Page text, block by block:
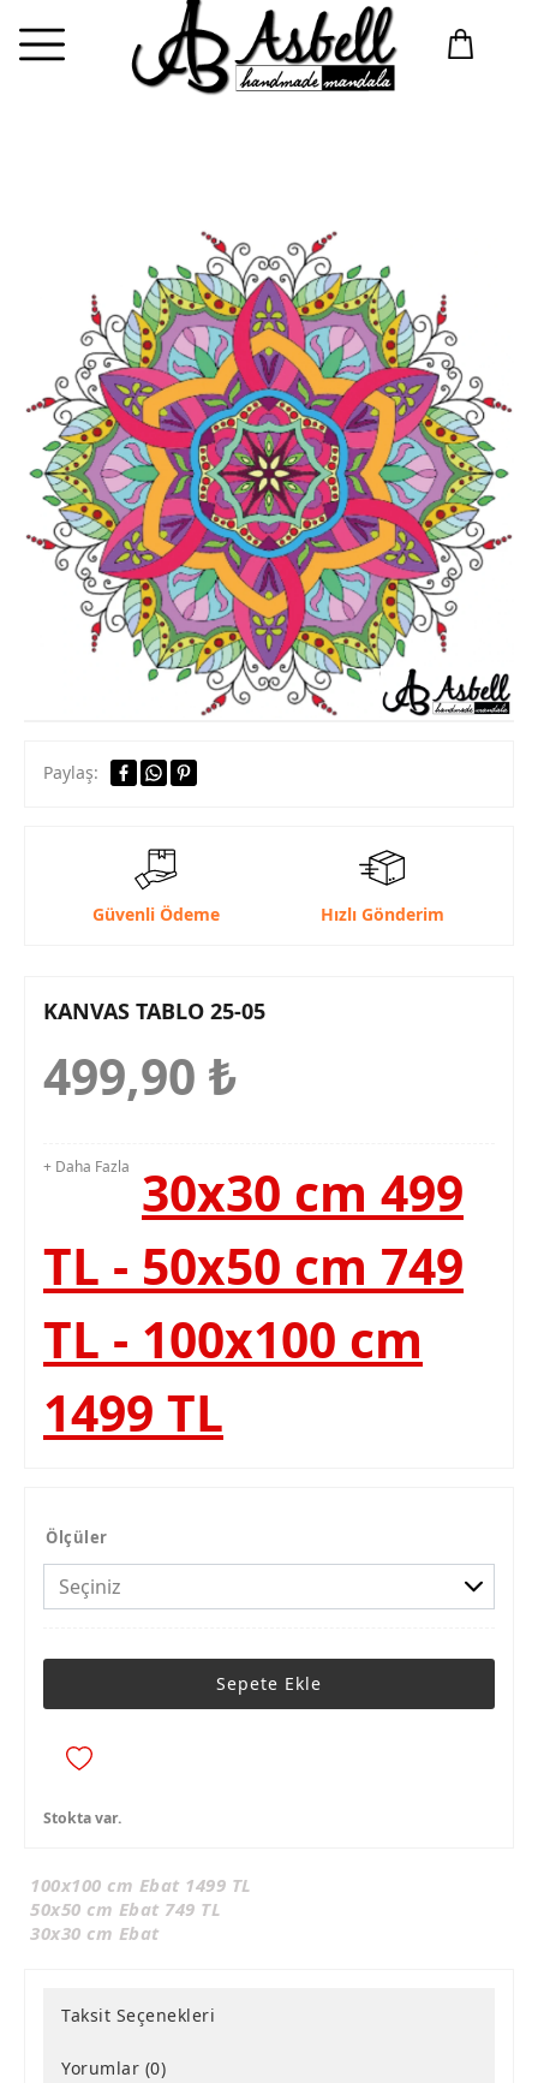
Paylaş:
Güvenli Ödeme Hızlı Gönderim
KANVAS TABLO 25-05
499,90 ₺
+ Daha Fazla
30x30 cm 499
TL - 50x50 cm 749
TL - 100x100 cm
1499 TL
Ölçüler
Sepete Ekle
Stokta var.
100x100 cm Ebat 1499 TL
50x50 cm Ebat 749 TL
30x30 cm Ebat
Taksit Seçenekleri
Yorumlar (0)